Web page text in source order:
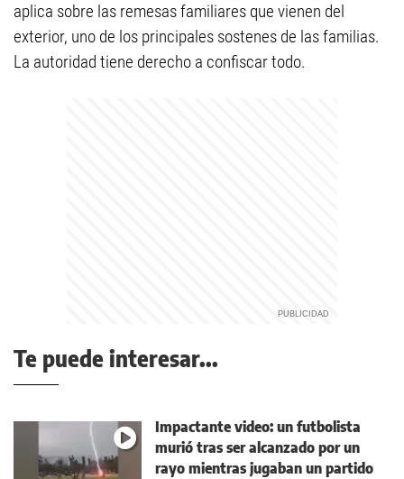
aplica sobre las remesas familiares que vienen del
exterior, uno de los principales sostenes de las familias.
La autoridad tiene derecho a confiscar todo.
Te puede interesar...
Impactante video: un futbolista
murió tras ser alcanzado por un
rayo mientras jugaban un partido